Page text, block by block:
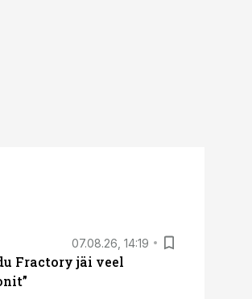
07.08.26, 14:19
Fractory jäi veel